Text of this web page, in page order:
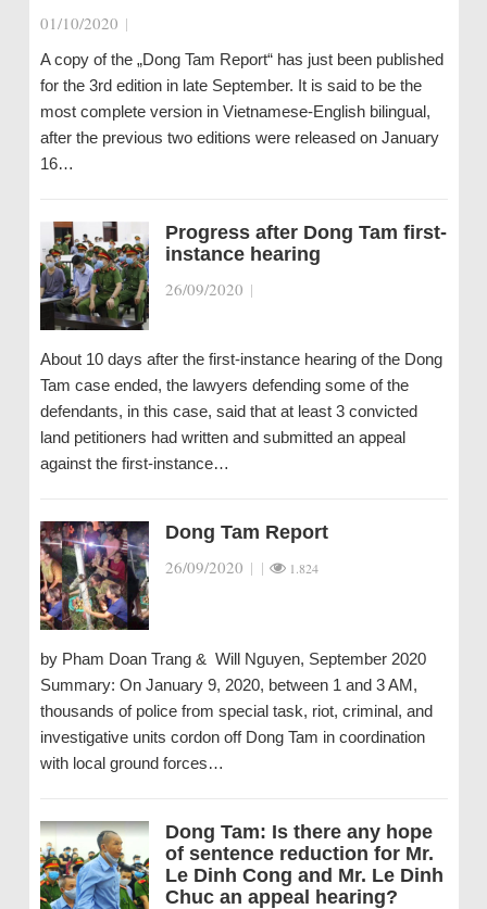
01/10/2020 |
A copy of the „Dong Tam Report“ has just been published
for the 3rd edition in late September. It is said to be the
most complete version in Vietnamese-English bilingual,
after the previous two editions were released on January
16…
Progress after Dong Tam first-
instance hearing
26/09/2020 |
About 10 days after the first-instance hearing of the Dong
Tam case ended, the lawyers defending some of the
defendants, in this case, said that at least 3 convicted
land petitioners had written and submitted an appeal
against the first-instance…
Dong Tam Report
26/09/2020 | | 1.824
by Pham Doan Trang & Will Nguyen, September 2020
Summary: On January 9, 2020, between 1 and 3 AM,
thousands of police from special task, riot, criminal, and
investigative units cordon off Dong Tam in coordination
with local ground forces…
Dong Tam: Is there any hope
of sentence reduction for Mr.
Le Dinh Cong and Mr. Le Dinh
Chuc an appeal hearing?